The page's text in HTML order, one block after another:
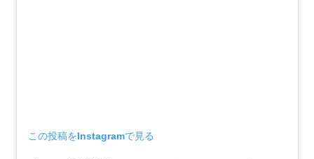
この投稿をInstagramで見る